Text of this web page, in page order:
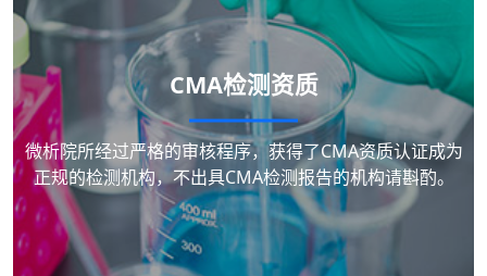
CMA检测资质
微析院所经过严格的审核程序，获得了CMA资质认证成为
正规的检测机构，不出具CMA检测报告的机构请斟酌。